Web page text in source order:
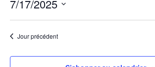
7/17/2025
date.Jour précédent